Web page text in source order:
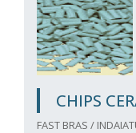
CHIPS
FAST BRAS /